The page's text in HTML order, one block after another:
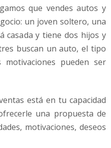
que vendes autos y
un joven soltero, una
casada y tiene dos hijos y
buscan un auto, el tipo
pueden ser
está en tu capacidad
una propuesta de
motivaciones, deseos